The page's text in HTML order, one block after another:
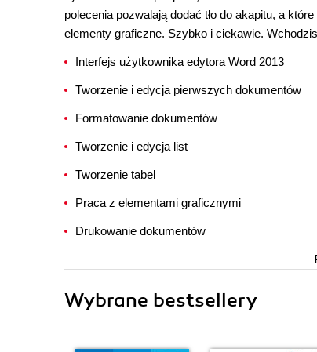
polecenia pozwalają dodać tło do akapitu, a
elementy graficzne. Szybko i ciekawie.
Interfejs użytkownika edytora Word 2013
Tworzenie i edycja pierwszych dokumentów
Formatowanie dokumentów
Tworzenie i edycja list
Tworzenie tabel
Praca z elementami graficznymi
Drukowanie dokumentów
Wybrane bestsellery